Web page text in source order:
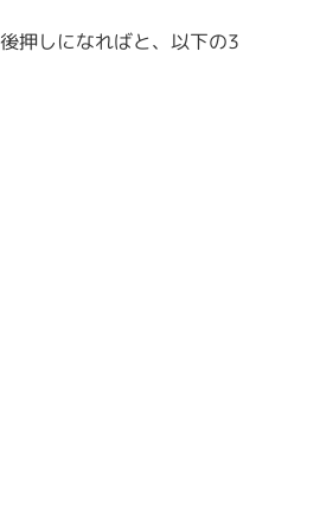
押しになればと、以下の3